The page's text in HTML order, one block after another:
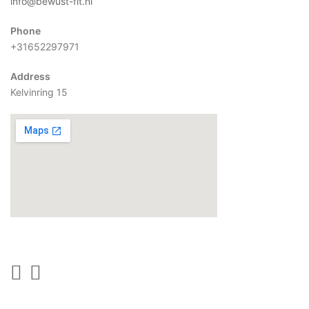
Phone
+31652297971
Address
Kelvinring 15